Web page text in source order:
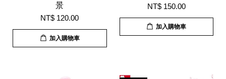
景
NT$ 120.00
加入購物車
NT$ 150.00
加入購物車